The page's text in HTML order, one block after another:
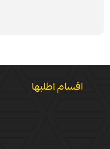
اقسام اطلبها